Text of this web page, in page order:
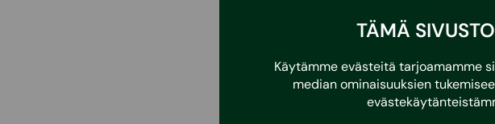
TÄMÄ
Käytämme evästeitä tarjoamamme
median ominaisuuksien